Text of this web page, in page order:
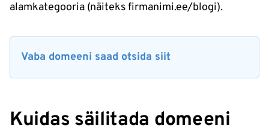
alamkategooria (näiteks firmanimi.ee/blogi).
Vaba domeeni saad otsida siit
Kuidas säilitada domeeni